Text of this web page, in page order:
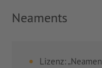
Neaments
Lizenz: